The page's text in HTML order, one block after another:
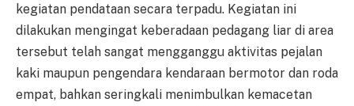
kegiatan pendataan secara terpadu. Kegiatan ini
dilakukan mengingat keberadaan pedagang liar di area
tersebut telah sangat mengganggu aktivitas pejalan
kaki maupun pengendara kendaraan bermotor dan roda
empat, bahkan seringkali menimbulkan kemacetan